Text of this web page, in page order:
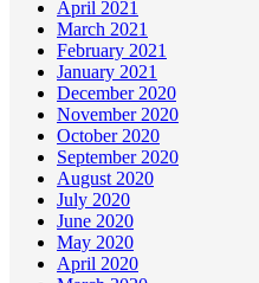
April 2021
March 2021
February 2021
January 2021
December 2020
November 2020
October 2020
September 2020
August 2020
July 2020
June 2020
May 2020
April 2020